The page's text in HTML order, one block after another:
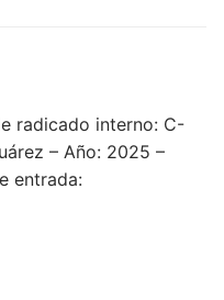
radicado interno: C-
– Año: 2025 –
entrada: